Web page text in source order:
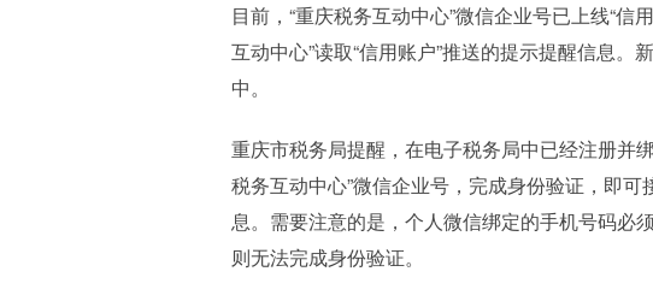
目前，“重庆税务互动中心”微信企业号已上线“信
互动中心”读取“信用账户”推送的提示提醒信息。
中。
重庆市税务局提醒，在电子税务局中已经注册并
税务互动中心”微信企业号，完成身份验证，即可
息。需要注意的是，个人微信绑定的手机号码必
则无法完成身份验证。